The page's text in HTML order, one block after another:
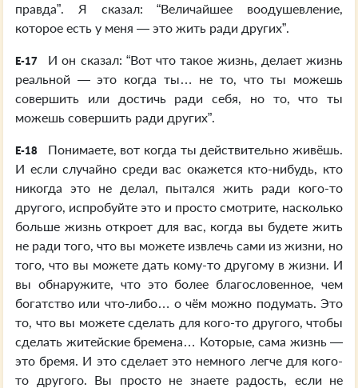
правда”. Я сказал: “Величайшее воодушевление,
которое есть у меня — это жить ради других”.
E-17
И он сказал: “Вот что такое жизнь, делает жизнь
реальной — это когда ты… не то, что ты можешь
совершить или достичь ради себя, но то, что ты
можешь совершить ради других”.
E-18
Понимаете, вот когда ты действительно живёшь.
И если случайно среди вас окажется кто-нибудь, кто
никогда это не делал, пытался жить ради кого-то
другого, испробуйте это и просто смотрите, насколько
больше жизнь откроет для вас, когда вы будете жить
не ради того, что вы можете извлечь сами из жизни, но
того, что вы можете дать кому-то другому в жизни. И
вы обнаружите, что это более благословенное, чем
богатство или что-либо… о чём можно подумать. Это
то, что вы можете сделать для кого-то другого, чтобы
сделать житейские бремена… Которые, сама жизнь —
это бремя. И это сделает это немного легче для кого-
то другого. Вы просто не знаете радость, если не